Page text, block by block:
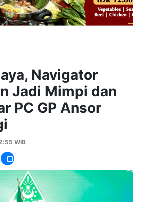
Navigator
Jadi Mimpi dan
PC GP Ansor
WIB